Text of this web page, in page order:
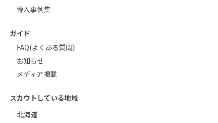
導入事例集
ガイド
FAQ(よくある質問)
お知らせ
メディア掲載
スカウトしている地域
北海道